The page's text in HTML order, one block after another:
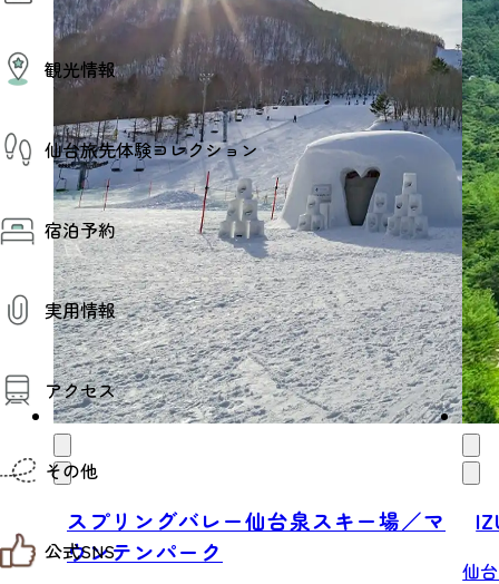
オリジナルプラン
みんなの旅行記
イベント情報
その他イベント情報（音楽・展示会）
スポーツ情報
コンベンション情報
観光情報
観光スポット
温泉
美味いもの
季節のイベント
プロスポーツチーム・プロオーケストラ
仙台の銘品
仙台夜時間
宿泊施設
仙台観光マップ
仙台旅先体験コレクション
仙台旅先体験コレクション
体験プログラム検索（予約）
体験事業者からのお知らせ
体験トピックス
体験事業者
宿泊予約
宿泊予約
実用情報
観光案内
お役立ち情報
観光アプリ
仙台観光マップ
アクセス
市内の交通情報
その他
お知らせ
お問い合わせ
公式SNS
スプリングバレー仙台泉スキー場／マ
ウンテンパーク
仙